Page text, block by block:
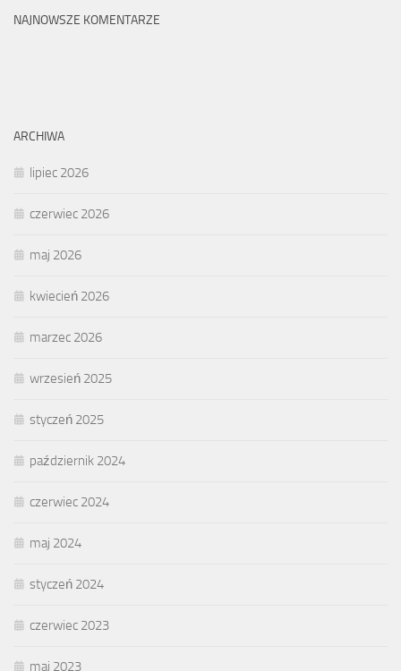
NAJNOWSZE KOMENTARZE
ARCHIWA
lipiec 2026
czerwiec 2026
maj 2026
kwiecień 2026
marzec 2026
wrzesień 2025
styczeń 2025
październik 2024
czerwiec 2024
maj 2024
styczeń 2024
czerwiec 2023
maj 2023